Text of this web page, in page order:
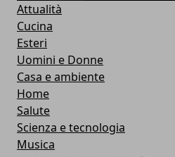
Attualità
Cucina
Esteri
Uomini e Donne
Casa e ambiente
Home
Salute
Scienza e tecnologia
Musica